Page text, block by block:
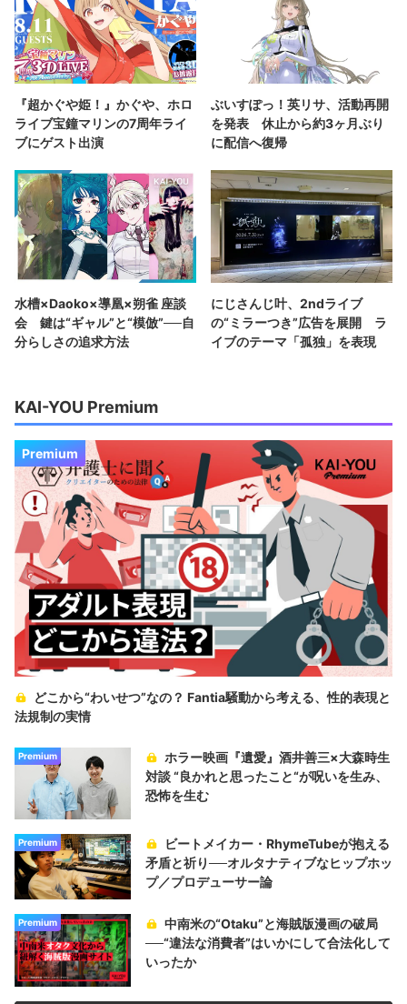
『超かぐや姫！』かぐや、ホロ
ライブ宝鐘マリンの7周年ライ
ブにゲスト出演
ぶいすぽっ！英リサ、活動再開
を発表 休止から約3ヶ月ぶり
に配信へ復帰
水槽×Daoko×導凰×朔雀 座談
会 鍵は“ギャル”と“模倣”──自
分らしさの追求方法
にじさんじ叶、2ndライブ
の“ミラーつき”広告を展開 ラ
イブのテーマ「孤独」を表現
KAI-YOU Premium
Premium
どこから“わいせつ”なの？ Fantia騒動から考える、性的表現と
法規制の実情
Premium
ホラー映画『遺愛』酒井善三×大森時生
対談 “良かれと思ったこと“が呪いを生み、
恐怖を生む
Premium
ビートメイカー・RhymeTubeが抱える
矛盾と祈り──オルタナティブなヒップホッ
プ／プロデューサー論
Premium
中南米の“Otaku”と海賊版漫画の破局
──“違法な消費者”はいかにして合法化して
いったか